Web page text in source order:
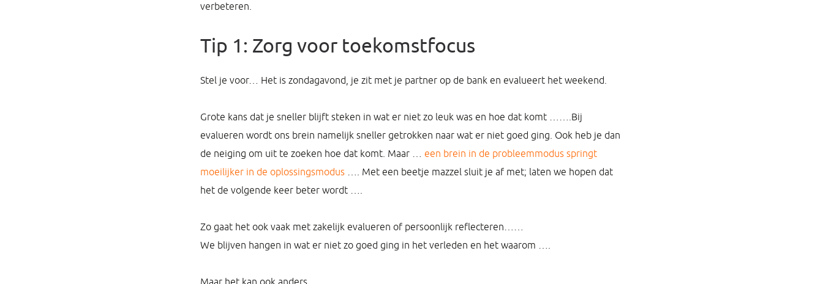
verbeteren.
Tip 1: Zorg voor toekomstfocus
Stel je voor… Het is zondagavond, je zit met je partner op de bank en evalueert het weekend.
Grote kans dat je sneller blijft steken in wat er niet zo leuk was en hoe dat komt …….Bij
evalueren wordt ons brein namelijk sneller getrokken naar wat er niet goed ging. Ook heb je dan
de neiging om uit te zoeken hoe dat komt. Maar … een brein in de probleemmodus springt
moeilijker in de oplossingsmodus …. Met een beetje mazzel sluit je af met; laten we hopen dat
het de volgende keer beter wordt ….
Zo gaat het ook vaak met zakelijk evalueren of persoonlijk reflecteren……
We blijven hangen in wat er niet zo goed ging in het verleden en het waarom ….
Maar het kan ook anders ….